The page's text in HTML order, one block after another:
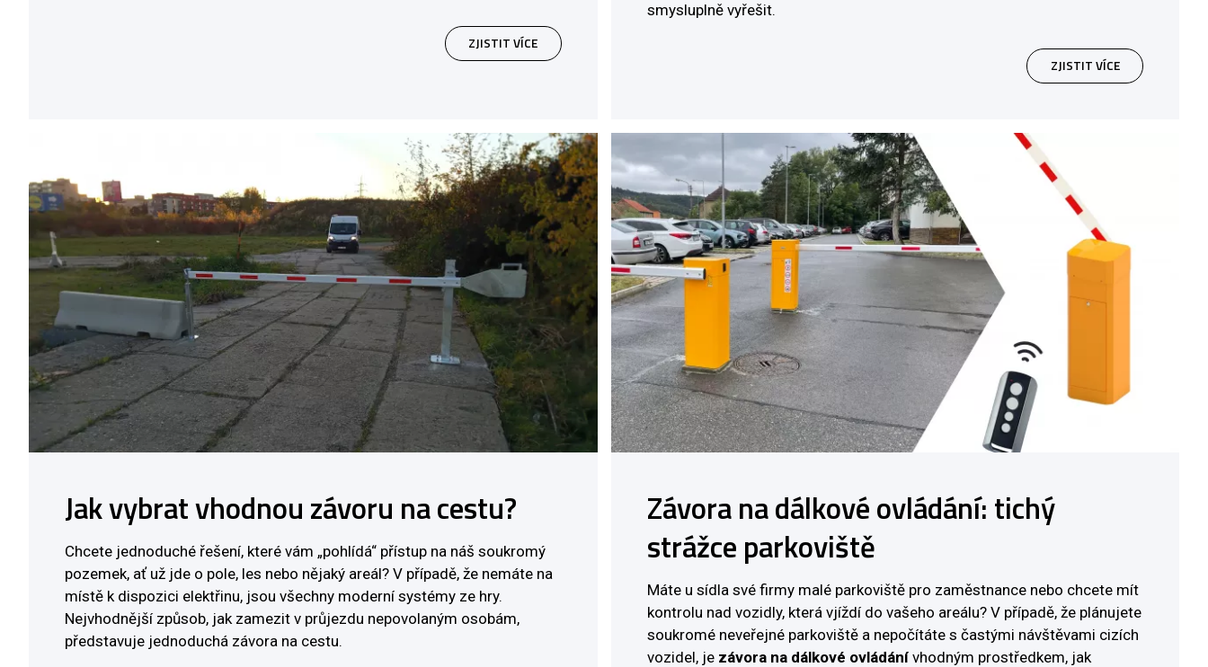
ZJISTIT VÍCE
smysluplně vyřešit.
ZJISTIT VÍCE
Jak vybrat vhodnou závoru na cestu?
Chcete jednoduché řešení, které vám „pohlídá“ přístup na náš soukromý
pozemek, ať už jde o pole, les nebo nějaký areál? V případě, že nemáte na
místě k dispozici elektřinu, jsou všechny moderní systémy ze hry.
Nejvhodnější způsob, jak zamezit v průjezdu nepovolaným osobám,
představuje jednoduchá závora na cestu.
Závora na dálkové ovládání: tichý
strážce parkoviště
Máte u sídla své firmy malé parkoviště pro zaměstnance nebo chcete mít
kontrolu nad vozidly, která vjíždí do vašeho areálu? V případě, že plánujete
soukromé neveřejné parkoviště a nepočítáte s častými návštěvami cizích
vozidel, je závora na dálkové ovládánívhodným prostředkem, jak